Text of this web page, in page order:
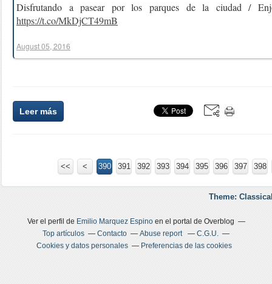
Disfrutando a pasear por los parques de la ciudad /
https://t.co/MkDjCT49mB
August 05, 2016
Leer más
<< < 300
310
320
330
340
350
360
370
380
390 391 392 393 394 395 396 397 398
Theme:
Ver el perfil de Emilio Marquez Espinoen el portal de Overblog
Top artículos
Contacto Abuse report
C.G.U.
Cookies y datos personales
Preferencias de las cookies